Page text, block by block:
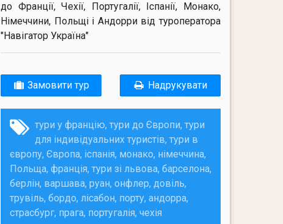
до Франції, Чехії, Португалії, Іспанії, Монако,
Німеччини, Польщі і Андорри від туроператора
"Навігатор Україна"
Замовити тур Надрукувати
тури у францію тури до Європи тури
для індивідуальних туристів тури в
європу Європа іспанія монако німеччина
Польща франція тури зі львова барселона
берлін варшава руан онфлер довіль
трувіль бордо лісабон порту андорра
страсбург прага португалія чехія